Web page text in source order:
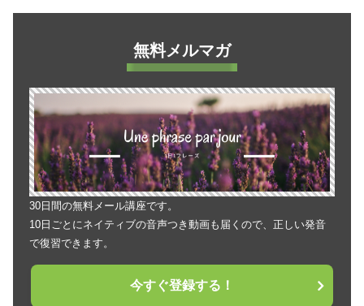
無料メルマガ
30日間の無料メール講座です。
10日ごとにネイティブの音声つき動画も届くので、正しい発音
で復習できます。
今すぐ登録する！